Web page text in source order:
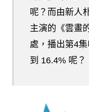
呢？而由新人
主演的《雲畫
處，播出第4集
到 16.4% 呢？